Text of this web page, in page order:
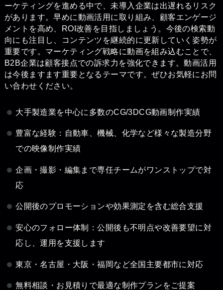
ーケティングを進める中で、未導入企業は出遅れるリスク
があります。早めに動画活用に取り組み、顧客エンゲージ
メントを高め、ROI改善を目指しましょう。今後の検索動
向にも注目し、コンテンツを継続的に更新していく姿勢が
重要です。マーケティング戦略に動画を組み込むことで、
B2B企業は顧客接点での訴求力を強化できます。動画活用
は今後ますます重要となるテーマです。ぜひお気軽にお問
い合わせください。
大手製造業を中心に多数のCG/3DCG動画制作実績
豊富な経験：自動車、機械、化学など様々な製造分野
での映像制作実績
企画・撮影・編集まで専任チームがワンストップで対
応
公開後のプロモーションや効果測定を含む総合支援
安心のフォロー体制：公開後も不明点や改善要望に対
応し、運用を支援します
東京・名古屋・大阪・福岡など全国主要都市に対応
無料相談・お見積りで最適な制作プランをご提案